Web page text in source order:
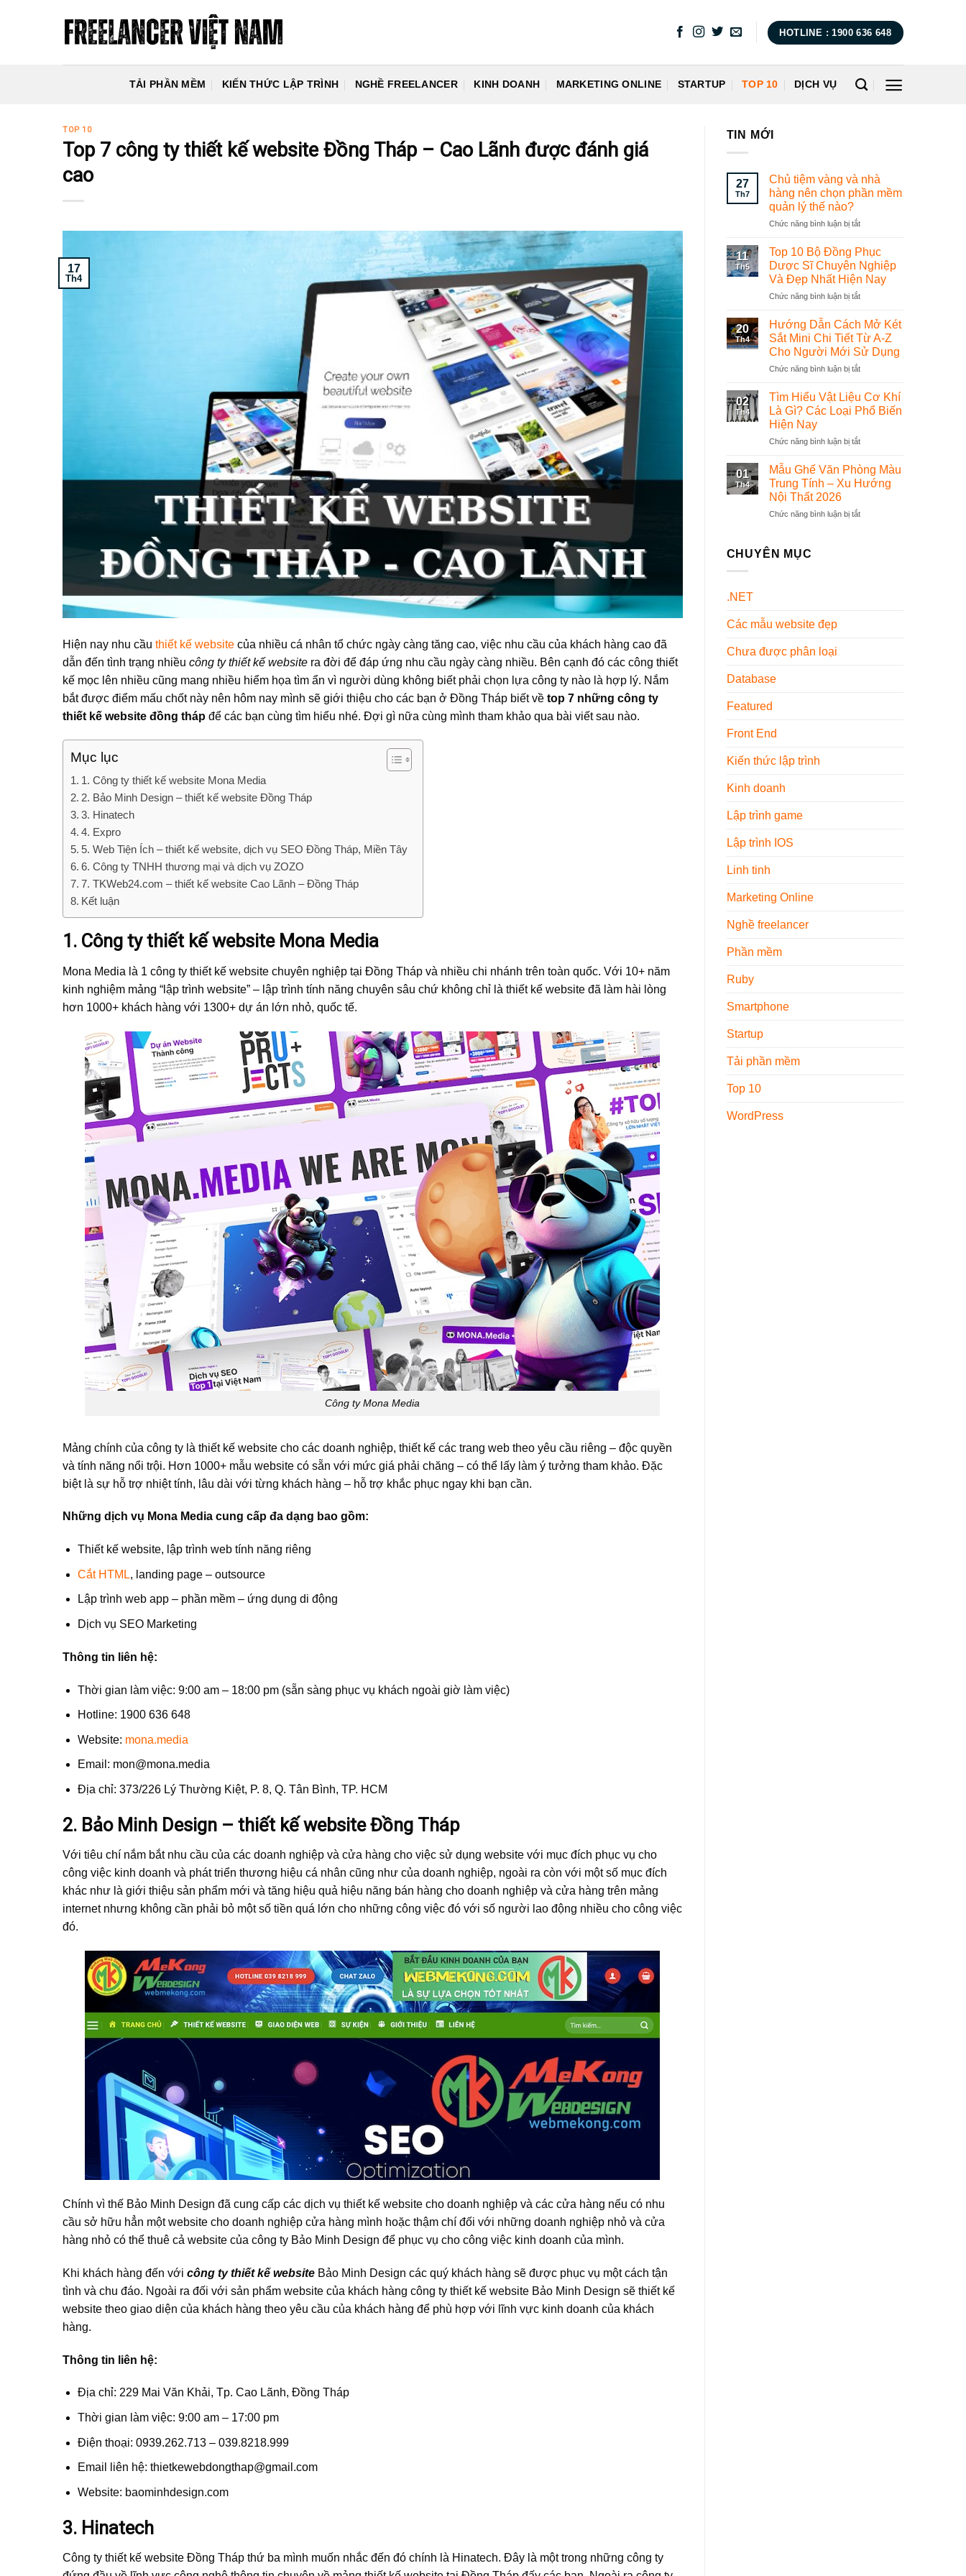
HOTLINE : 1900 636 648
TẢI PHẦN MỀM KIẾN THỨC LẬP TRÌNH NGHỀ FREELANCER KINH DOANH MARKETING ONLINE STARTUP TOP 10 DỊCH VỤ
TOP 10
Top 7 công ty thiết kế website Đồng Tháp – Cao Lãnh được đánh giá
cao
17
Th4
Hiện nay nhu cầu thiết kế website của nhiều cá nhân tổ chức ngày càng tăng cao, việc nhu cầu của khách hàng cao đã
dẫn đến tình trạng nhiều công ty thiết kế website ra đời để đáp ứng nhu cầu ngày càng nhiều. Bên cạnh đó các công thiết
kế mọc lên nhiều cũng mang nhiều hiểm họa tìm ẩn vì người dùng không biết phải chọn lựa công ty nào là hợp lý. Nắm
bắt được điểm mấu chốt này nên hôm nay mình sẽ giới thiệu cho các bạn ở Đồng Tháp biết về top 7 những công ty
thiết kế website đồng tháp để các bạn cùng tìm hiểu nhé. Đợi gì nữa cùng mình tham khảo qua bài viết sau nào.
Mục lục
1. Công ty thiết kế website Mona Media
2. Bảo Minh Design – thiết kế website Đồng Tháp
3. Hinatech
4. Expro
5. Web Tiện Ích – thiết kế website, dịch vụ SEO Đồng Tháp, Miền Tây
6. Công ty TNHH thương mại và dịch vụ ZOZO
7. TKWeb24.com – thiết kế website Cao Lãnh – Đồng Tháp
Kết luận
1. Công ty thiết kế website Mona Media
Mona Media là 1 công ty thiết kế website chuyên nghiệp tại Đồng Tháp và nhiều chi nhánh trên toàn quốc. Với 10+ năm
kinh nghiệm mảng “lập trình website” – lập trình tính năng chuyên sâu chứ không chỉ là thiết kế website đã làm hài lòng
hơn 1000+ khách hàng với 1300+ dự án lớn nhỏ, quốc tế.
Công ty Mona Media
Mảng chính của công ty là thiết kế website cho các doanh nghiệp, thiết kế các trang web theo yêu cầu riêng – độc quyền
và tính năng nổi trội. Hơn 1000+ mẫu website có sẵn với mức giá phải chăng – có thể lấy làm ý tưởng tham khảo. Đặc
biệt là sự hỗ trợ nhiệt tính, lâu dài với từng khách hàng – hỗ trợ khắc phục ngay khi bạn cần.
Những dịch vụ Mona Media cung cấp đa dạng bao gồm:
Thiết kế website, lập trình web tính năng riêng
Cắt HTML, landing page – outsource
Lập trình web app – phần mềm – ứng dụng di động
Dịch vụ SEO Marketing
Thông tin liên hệ:
Thời gian làm việc: 9:00 am – 18:00 pm (sẵn sàng phục vụ khách ngoài giờ làm việc)
Hotline: 1900 636 648
Website: mona.media
Email: mon@mona.media
Địa chỉ: 373/226 Lý Thường Kiệt, P. 8, Q. Tân Bình, TP. HCM
2. Bảo Minh Design – thiết kế website Đồng Tháp
Với tiêu chí nắm bắt nhu cầu của các doanh nghiệp và cửa hàng cho việc sử dụng website với mục đích phục vụ cho
công việc kinh doanh và phát triển thương hiệu cá nhân cũng như của doanh nghiệp, ngoài ra còn với một số mục đích
khác như là giới thiệu sản phẩm mới và tăng hiệu quả hiệu năng bán hàng cho doanh nghiệp và cửa hàng trên mảng
internet nhưng không cần phải bỏ một số tiền quá lớn cho những công việc đó với số người lao động nhiều cho công việc
đó.
Chính vì thế Bảo Minh Design đã cung cấp các dịch vụ thiết kế website cho doanh nghiệp và các cửa hàng nếu có nhu
cầu sở hữu hẳn một website cho doanh nghiệp cửa hàng mình hoặc thậm chí đối với những doanh nghiệp nhỏ và cửa
hàng nhỏ có thể thuê cả website của công ty Bảo Minh Design để phục vụ cho công việc kinh doanh của mình.
Khi khách hàng đến với công ty thiết kế website Bảo Minh Design các quý khách hàng sẽ được phục vụ một cách tận
tình và chu đáo. Ngoài ra đối với sản phẩm website của khách hàng công ty thiết kế website Bảo Minh Design sẽ thiết kế
website theo giao diện của khách hàng theo yêu cầu của khách hàng để phù hợp với lĩnh vực kinh doanh của khách
hàng.
Thông tin liên hệ:
Địa chỉ: 229 Mai Văn Khải, Tp. Cao Lãnh, Đồng Tháp
Thời gian làm việc: 9:00 am – 17:00 pm
Điện thoại: 0939.262.713 – 039.8218.999
Email liên hệ: thietkewebdongthap@gmail.com
Website: baominhdesign.com
3. Hinatech
Công ty thiết kế website Đồng Tháp thứ ba mình muốn nhắc đến đó chính là Hinatech. Đây là một trong những công ty
TIN MỚI
27
Th7
Chủ tiệm vàng và nhà
hàng nên chọn phần mềm
quản lý thế nào?
Chức năng bình luận bị tắtở
tiệm
vàng
và
nhà
hàng
chọn
phần
mềm
quản
lý
nào?
11
Th5
Top 10 Bộ Đồng Phục
Dược Sĩ Chuyên Nghiệp
Và Đẹp Nhất Hiện Nay
Chức năng bình luận bị tắtở
10
Bộ
Đồng
Phục
Dược
Chuyên
Nghiệp
Nhất
Nay
20
Th4
Hướng Dẫn Cách Mở Két
Sắt Mini Chi Tiết Từ A-Z
Cho Người Mới Sử Dụng
Chức năng bình luận bị tắtở
Dẫn
Cách
Mở
Sắt
Chi
Tiết
Z
02
Th4
Tìm Hiểu Vật Liệu Cơ Khí
Là Gì? Các Loại Phổ Biến
Hiện Nay
Chức năng bình luận bị tắtở
Hiểu
Vật
Liệu
Khí
01
Th4
Mẫu Ghế Văn Phòng Màu
Trung Tính – Xu Hướng
Nội Thất 2026
Chức năng bình luận bị tắtở
CHUYÊN MỤC
.NET
Các mẫu website đẹp
Chưa được phân loại
Database
Featured
Front End
Kiến thức lập trình
Kinh doanh
Lập trình game
Lập trình IOS
Linh tinh
Marketing Online
Nghề freelancer
Phần mềm
Ruby
Smartphone
Startup
Tải phần mềm
Top 10
WordPress